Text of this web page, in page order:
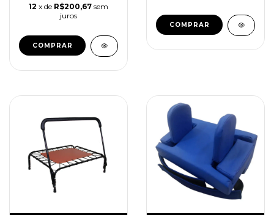
12 x de R$200,67 sem
juros